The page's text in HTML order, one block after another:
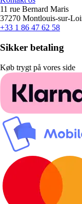
11 rue Bernard Maris
37270 Montlouis-sur-
+33 1 86 47 62 58
Sikker betaling
Køb trygt på vores side